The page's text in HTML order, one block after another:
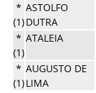
*
(1)
ASTOLFO
DUTRA
*
(1)
ATALEIA
*
(1)
AUGUSTO DE
LIMA